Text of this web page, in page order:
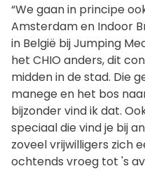
“We gaan in principe
Amsterdam en Indoor
in België bij Jumping
het CHIO anders, dit
midden in de stad. Die
manege en het bos
bijzonder vind ik dat.
speciaal die vind je bij
zoveel vrijwilligers zich
ochtends vroeg tot 's